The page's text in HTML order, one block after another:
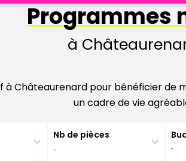
Programmes
à
à Châteaurenard pour bénéficier de
un cadre de vie
Nb de pièces